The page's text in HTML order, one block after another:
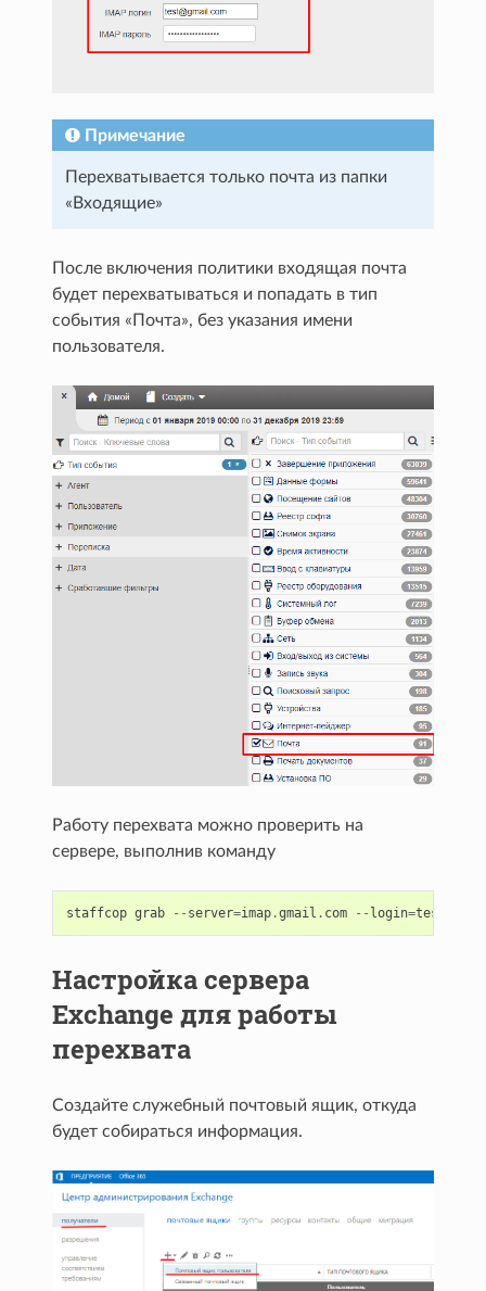
Примечание
Перехватывается только почта из папки
«Входящие»
После включения политики входящая почта
будет перехватываться и попадать в тип
события «Почта», без указания имени
пользователя.
Работу перехвата можно проверить на
сервере, выполнив команду
staffcop grab -- server=imap .gmail . com -- login=test
Настройка сервера
Exchange для работы
перехвата
Создайте служебный почтовый ящик, откуда
будет собираться информация.